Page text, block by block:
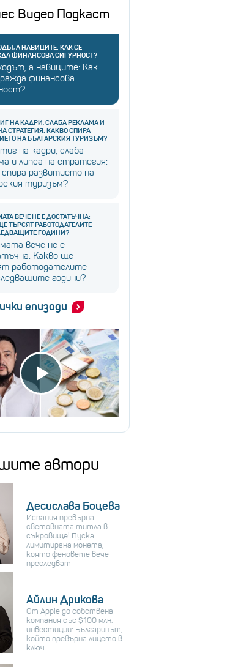
Видео Подкаст
А НАВИЦИТЕ: КАК СЕ
ФИНАНСОВА СИГУРНОСТ?
а навиците: Как
финансова
НА КАДРИ, СЛАБА РЕКЛАМА И
СТРАТЕГИЯ: КАКВО СПИРА
НА БЪЛГАРСКИЯ ТУРИЗЪМ?
на кадри, слаба
и липса на стратегия:
спира развитието на
туризъм?
ВЕЧЕ НЕ Е ДОСТАТЪЧНА:
ТЪРСЯТ РАБОТОДАТЕЛИТЕ
ГОДИНИ?
вече не е
Какво ще
работодателите
години?
епизоди
автори
Десислава Боцева
Испания превърна
световната титла в
съкровище! Пуска
лимитирана монета,
която феновете вече
преследват
Айлин Дрикова
От Apple до собствена
компания със $100 млн.
инвестиции: Българинът,
който превърна лицето в
ключ